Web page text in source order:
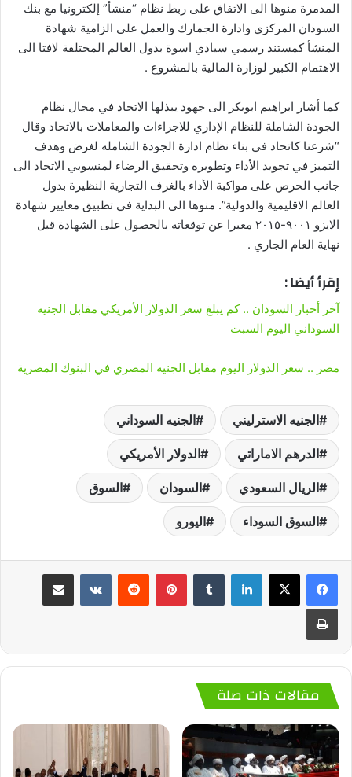
المدمرة منوها الى الاتفاق على ربط نظام “منشأ” إلكترونيا مع بنك
السودان المركزي وادارة الجمارك والعمل على الزامية شهادة
المنشأ كمستند رسمي سيادي اسوة بدول العالم المختلفة لافتا الى
الاهتمام الكبير لوزارة المالية بالمشروع .
كما أشار ابراهيم ابوبكر الى جهود يبذلها الاتحاد في مجال نظام
الجودة الشاملة للنظام الإداري للاجراءات والمعاملات بالاتحاد وقال
“شرعنا كاتحاد في بناء نظام ادارة الجودة الشامله لغرض وهدف
التميز في تجويد الأداء وتطويره وتحقيق الرضاء لمنسوبي الاتحاد الى
جانب الحرص على مواكبة الأداء بالغرف التجارية النظيرة بدول
العالم الاقليمية والدولية”. منوها الى البداية في تطبيق معايير شهادة
الايزو ٩٠٠١-٢٠١٥ معبرا عن توقعاته بالحصول على الشهادة قبل
نهاية العام الجاري .
إقرأ أيضا :
آخر أخبار السودان .. كم يبلغ سعر الدولار الأمريكي مقابل الجنيه
السوداني اليوم السبت
مصر .. سعر الدولار اليوم مقابل الجنيه المصري في البنوك المصرية
الجنيه الاسترليني الجنيه السوداني
الدرهم الاماراتي الدولار الأمريكي
الريال السعودي السودان السوق
السوق السوداء اليورو
لينكدإن بينتيريست
مقالات ذات صلة